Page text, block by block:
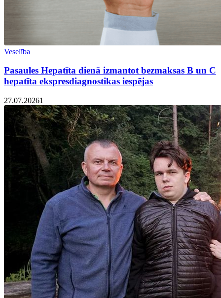
Veselība
Pasaules Hepatīta dienā izmantot bezmaksas B un C
hepatīta ekspresdiagnostikas iespējas
27.07.20261